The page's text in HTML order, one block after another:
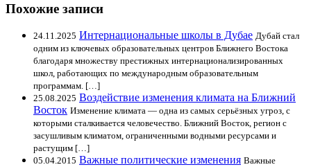
Похожие записи
24.11.2025 Интернациональные школы в Дубае Дубай стал
одним из ключевых образовательных центров Ближнего Востока
благодаря множеству престижных интернационализированных
школ, работающих по международным образовательным
программам. […]
25.08.2025 Воздействие изменения климата на Ближний
Восток Изменение климата — одна из самых серьёзных угроз, с
которыми сталкивается человечество. Ближний Восток, регион с
засушливым климатом, ограниченными водными ресурсами и
растущим […]
05.04.2015 Важные политические изменения Важные